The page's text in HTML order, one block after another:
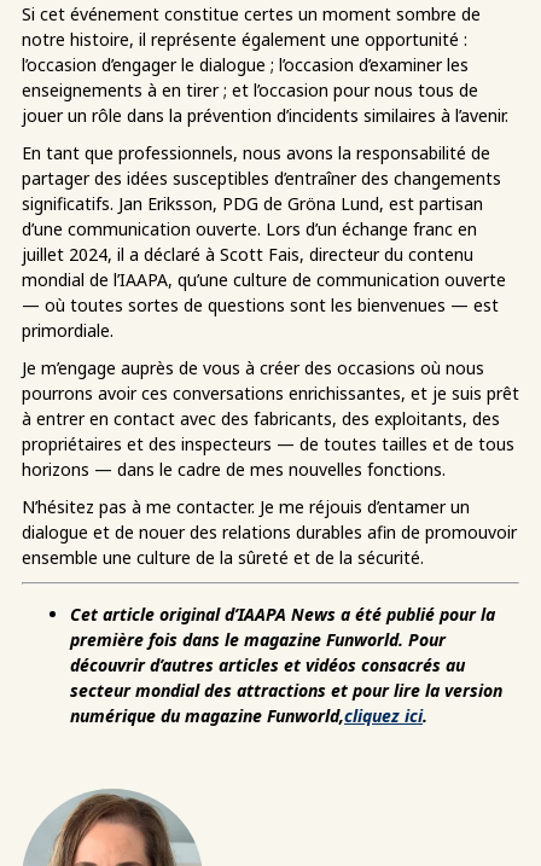
Si cet événement constitue certes un moment sombre de
notre histoire, il représente également une opportunité :
l’occasion d’engager le dialogue ; l’occasion d’examiner les
enseignements à en tirer ; et l’occasion pour nous tous de
jouer un rôle dans la prévention d’incidents similaires à l’avenir.
En tant que professionnels, nous avons la responsabilité de
partager des idées susceptibles d’entraîner des changements
significatifs. Jan Eriksson, PDG de Gröna Lund, est partisan
d’une communication ouverte. Lors d’un échange franc en
juillet 2024, il a déclaré à Scott Fais, directeur du contenu
mondial de l’IAAPA, qu’une culture de communication ouverte
— où toutes sortes de questions sont les bienvenues — est
primordiale.
Je m’engage auprès de vous à créer des occasions où nous
pourrons avoir ces conversations enrichissantes, et je suis prêt
à entrer en contact avec des fabricants, des exploitants, des
propriétaires et des inspecteurs — de toutes tailles et de tous
horizons — dans le cadre de mes nouvelles fonctions.
N’hésitez pas à me contacter. Je me réjouis d’entamer un
dialogue et de nouer des relations durables afin de promouvoir
ensemble une culture de la sûreté et de la sécurité.
Cet article original d’IAAPA News a été publié pour la
première fois dans le magazine Funworld. Pour
découvrir d’autres articles et vidéos consacrés au
secteur mondial des attractions et pour lire la version
numérique du magazine Funworld,cliquez ici.